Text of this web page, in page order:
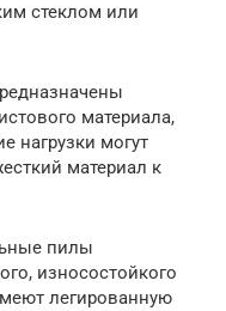
стеклом или
материала,
нагрузки могут
материал к
пилы
износостойкого
легированную